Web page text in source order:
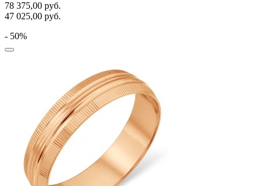
78 375,00 руб.
47 025,00 руб.
- 50%